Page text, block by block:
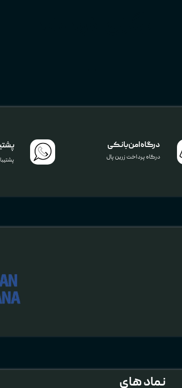
نماد های
درگاه امن بانکی
درگاه پرداخت زرین پال